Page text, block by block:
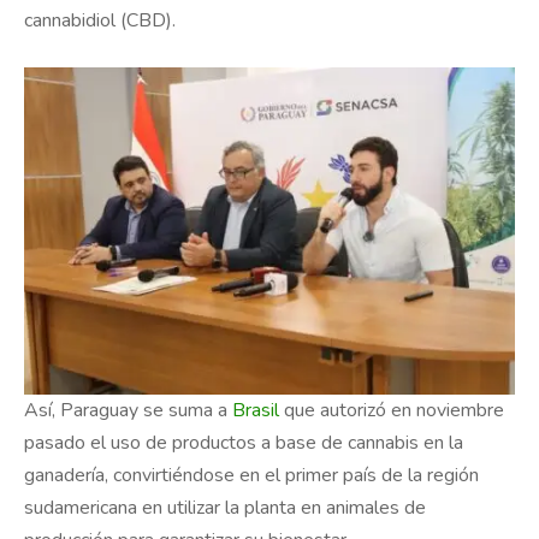
cannabidiol (CBD).
Así, Paraguay se suma a Brasilque autorizó en noviembre
pasado el uso de productos a base de cannabis en la
ganadería, convirtiéndose en el primer país de la región
sudamericana en utilizar la planta en animales de